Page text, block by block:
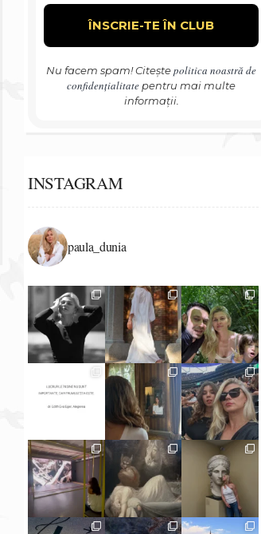
Nu facem spam! Citeștepolitica noastră de
confidențialitate pentru mai multe
informații.
INSTAGRAM
paula_dunia